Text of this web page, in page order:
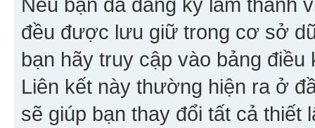
đều được lưu giữ trong cơ sở
bạn hãy truy cập vào bảng
Liên kết này thường hiện ra ở
sẽ giúp bạn thay đổi tất cả thiết